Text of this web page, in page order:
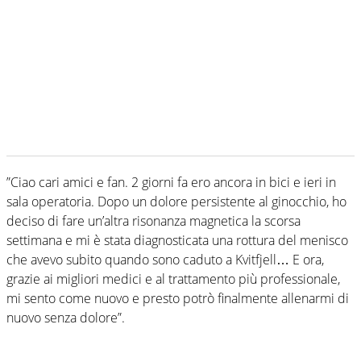
”Ciao cari amici e fan. 2 giorni fa ero ancora in bici e ieri in
sala operatoria. Dopo un dolore persistente al ginocchio, ho
deciso di fare un’altra risonanza magnetica la scorsa
settimana e mi è stata diagnosticata una rottura del menisco
che avevo subito quando sono caduto a Kvitfjell… E ora,
grazie ai migliori medici e al trattamento più professionale,
mi sento come nuovo e presto potrò finalmente allenarmi di
nuovo senza dolore”.